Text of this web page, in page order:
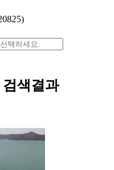
검색결과